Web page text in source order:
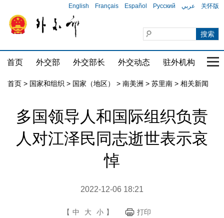
English Français Español Русский عربي 关怀版
首页 外交部 外交部长 外交动态 驻外机构 国
首页 > 国家和组织 > 国家（地区） > 南美洲 > 苏里南 > 相关新闻
多国领导人和国际组织负责
人对江泽民同志逝世表示哀
悼
2022-12-06 18:21
【 中 大 小 】 打印